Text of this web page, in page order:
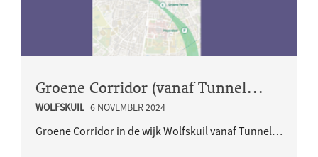
Groene Corridor (vanaf Tunnelweg tot Graafseweg)
WOLFSKUIL 6 NOVEMBER 2024
Groene Corridor in de wijk Wolfskuil vanaf Tunnelweg (nieuwe Westentree NS Station) tot Graafseweg..